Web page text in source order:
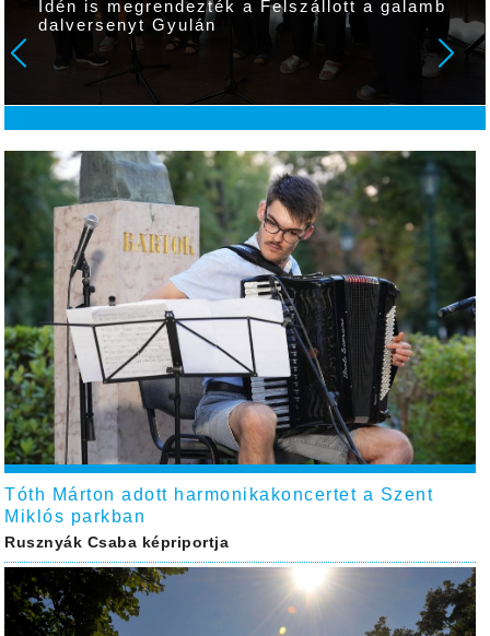
Idén is megrendezték a Felszállott a galamb
dalversenyt Gyulán
Tóth Márton adott harmonikakoncertet a Szent
Miklós parkban
Rusznyák Csaba képriportja